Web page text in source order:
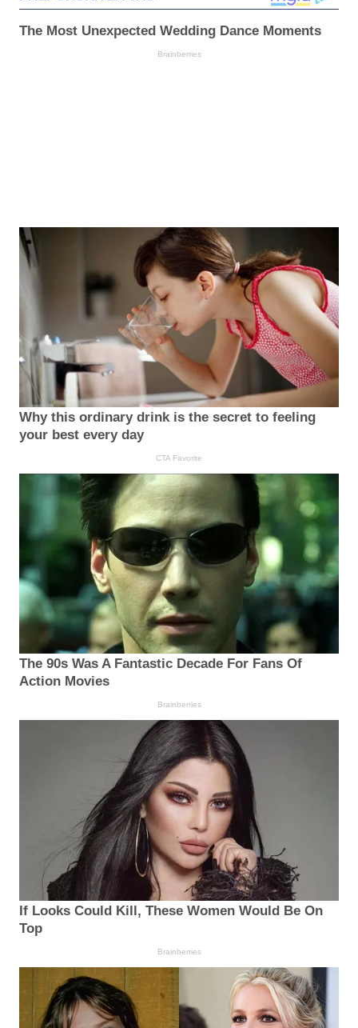
The Most Unexpected Wedding Dance Moments
Brainberries
Why this ordinary drink is the secret to feeling
your best every day
CTA Favorite
The 90s Was A Fantastic Decade For Fans Of
Action Movies
Brainberries
If Looks Could Kill, These Women Would Be On
Top
Brainberries